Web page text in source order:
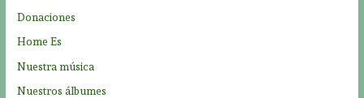
:
Donaciones
Home Es
Nuestra música
Nuestros álbumes